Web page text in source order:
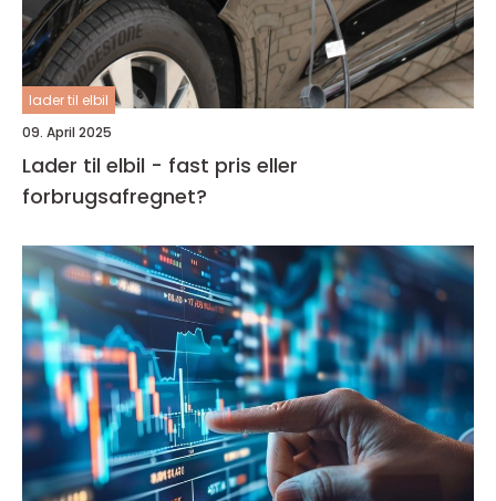
lader til elbil
09. April 2025
Lader til elbil - fast pris eller
forbrugsafregnet?